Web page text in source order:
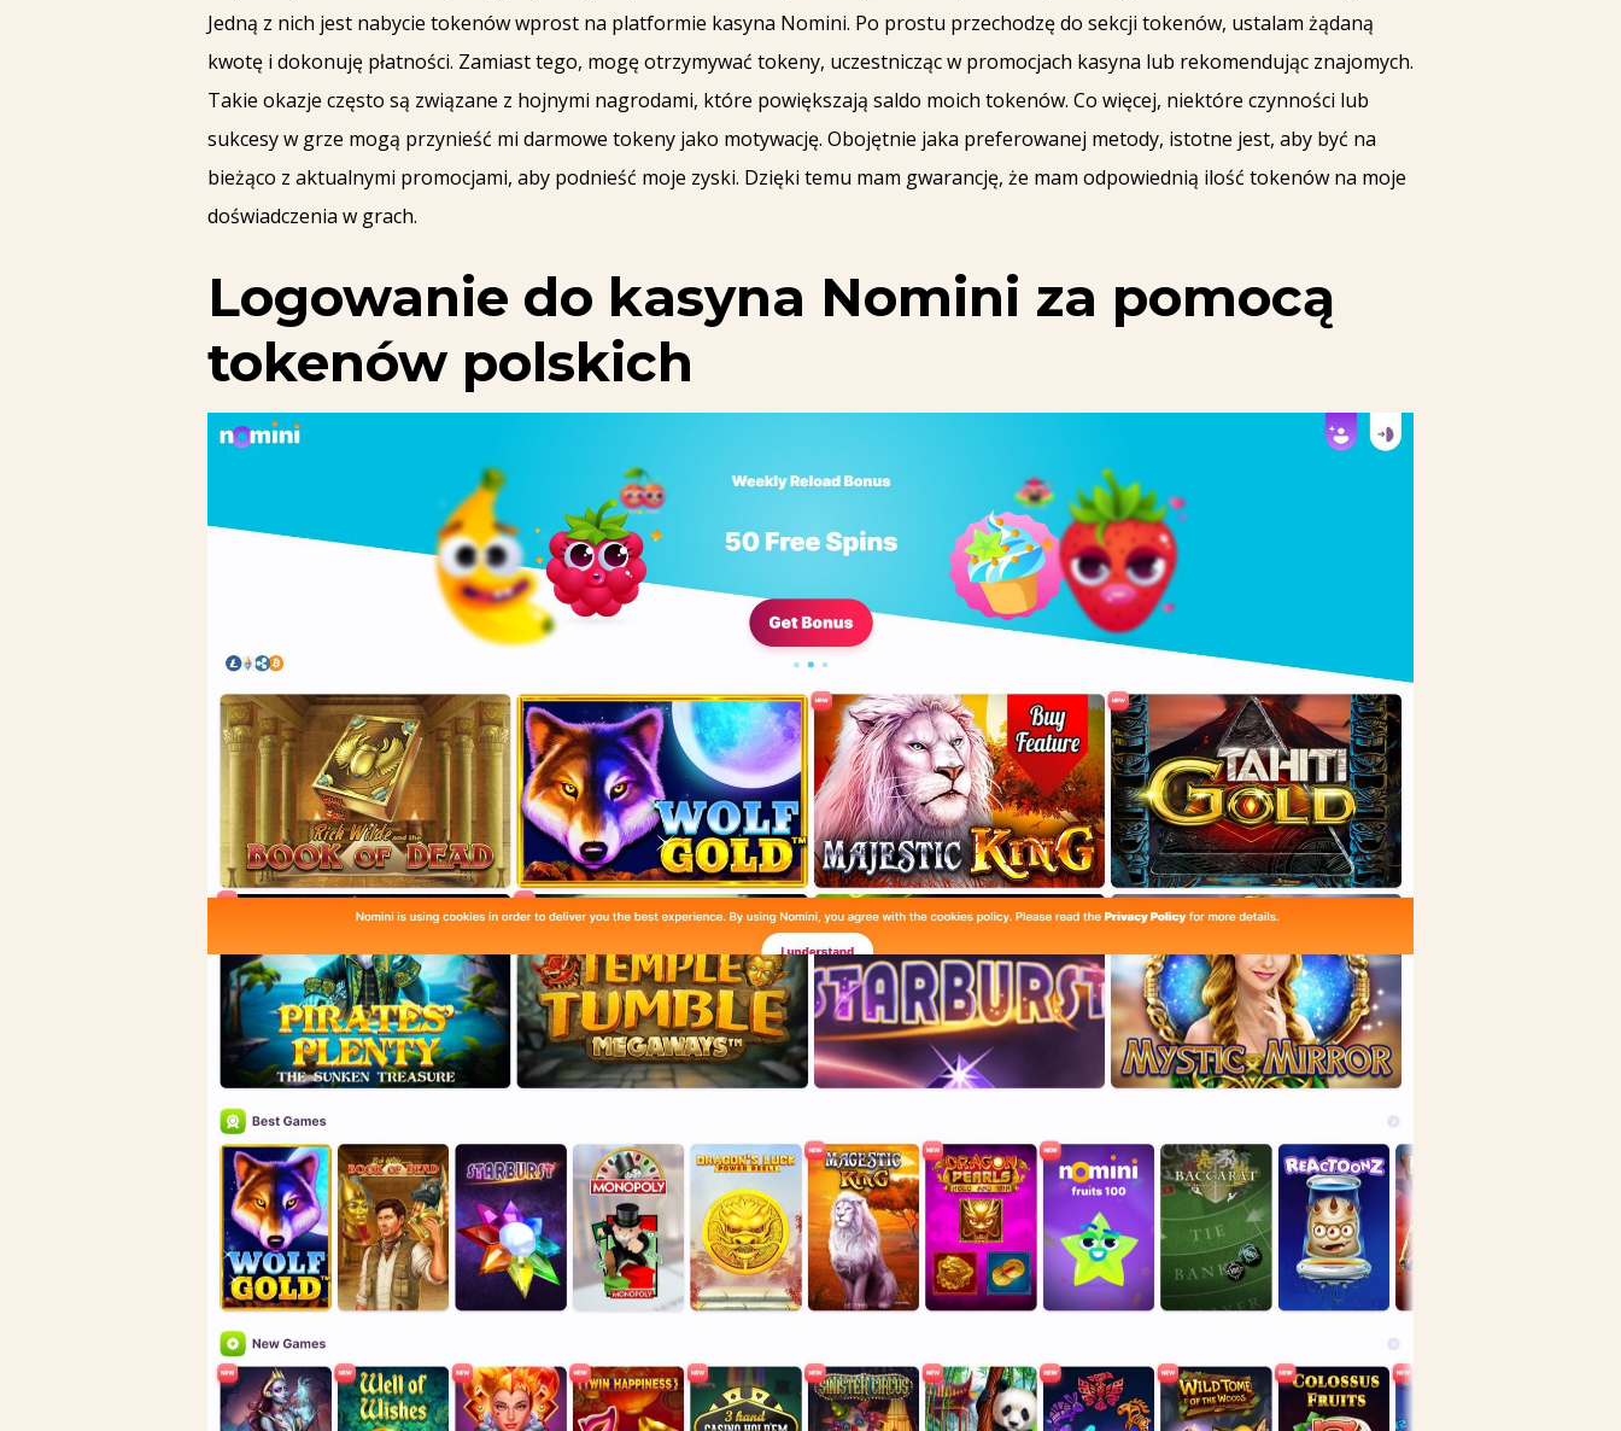
Jedną z nich jest nabycie tokenów wprost na platformie kasyna Nomini. Po prostu przechodzę do sekcji tokenów, ustalam żądaną
kwotę i dokonuję płatności. Zamiast tego, mogę otrzymywać tokeny, uczestnicząc w promocjach kasyna lub rekomendując znajomych.
Takie okazje często są związane z hojnymi nagrodami, które powiększają saldo moich tokenów. Co więcej, niektóre czynności lub
sukcesy w grze mogą przynieść mi darmowe tokeny jako motywację. Obojętnie jaka preferowanej metody, istotne jest, aby być na
bieżąco z aktualnymi promocjami, aby podnieść moje zyski. Dzięki temu mam gwarancję, że mam odpowiednią ilość tokenów na moje
doświadczenia w grach.
Logowanie do kasyna Nomini za pomocą
tokenów polskich